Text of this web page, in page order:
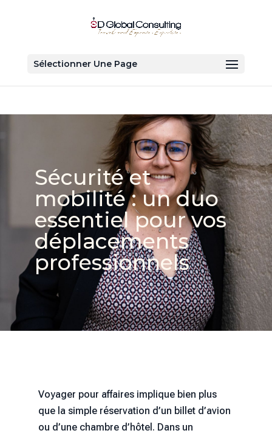
Sélectionner Une Page
Sécurité et
mobilité : un duo
essentiel pour vos
déplacements
professionnels
Voyager pour affaires implique bien plus
que la simple réservation d’un billet d’avion
ou d’une chambre d’hôtel. Dans un